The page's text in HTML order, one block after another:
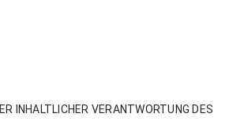
INHALTLICHER VERANTWORTUNG DES